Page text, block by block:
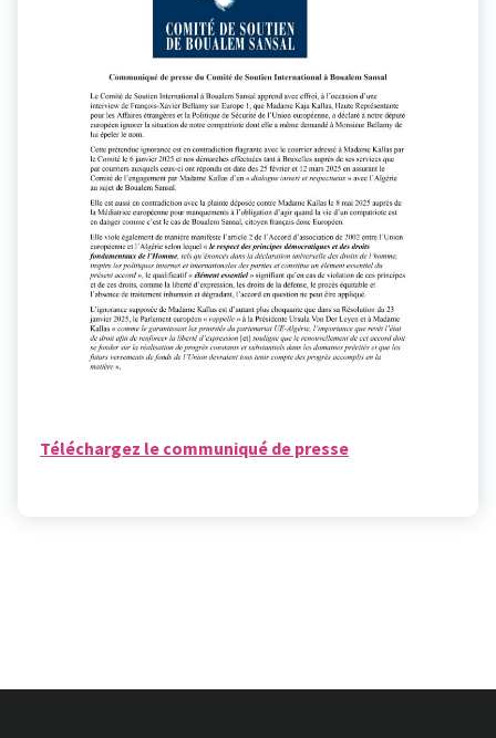
Téléchargez le communiqué de presse